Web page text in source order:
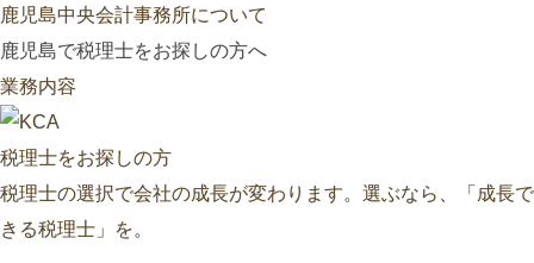
鹿児島中央会計事務所について
鹿児島で税理士をお探しの方へ
業務内容
税理士をお探しの方
税理士の選択で会社の成長が変わります。選ぶなら、「成長で
きる税理士」を。